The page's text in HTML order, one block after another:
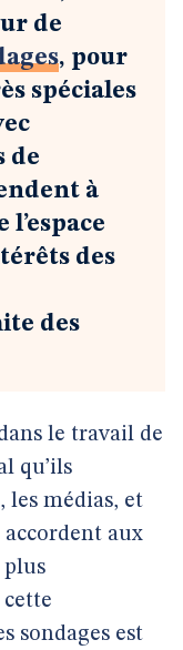
de
, pour
spéciales
de
à
des
des
le travail de
qu’ils
les médias, et
accordent aux
plus
sondages est